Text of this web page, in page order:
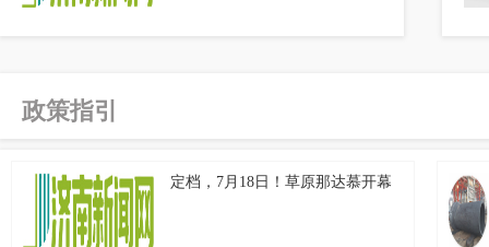
政策指引
定档，7月18日！草原那达慕开幕